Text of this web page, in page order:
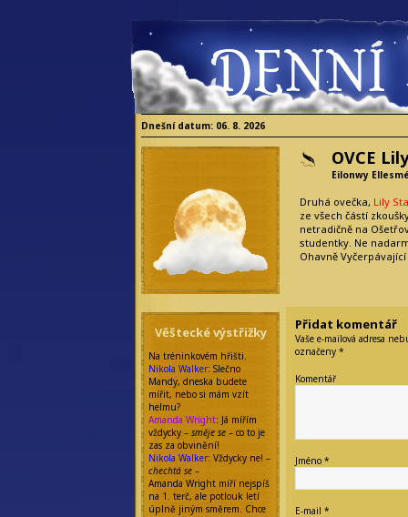
Dnešní datum: 06. 8. 2026
Věštecké výstřižky
Na tréninkovém hřišti.
Nikola Walker: Slečno
Mandy, dneska budete
mířit, nebo si mám vzít
helmu?
Amanda Wright: Já mířím
vždycky – směje se – co to je
zas za obvinění!
Nikola Walker: Vždycky ne! –
chechtá se –
Amanda Wright míří nejspíš
na 1. terč, ale potlouk letí
úplně jiným směrem. Chce
OVCE Lily
Eilonwy
Druhá ovečka, Lily
ze všech částí
netradičně na
studentky. Ne
Ohavně
Přidat komentář
Vaše e-mailová adresa
označeny *
Komentář
Jméno *
E-mail *